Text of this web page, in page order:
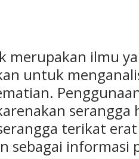
merupakan ilmu
untuk
serangga
terikat
sebagai informasi